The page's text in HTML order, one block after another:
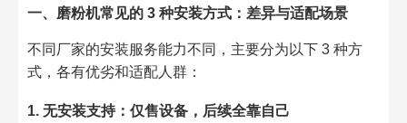
一、磨粉机常见的 3 种安装方式：差异与适配场景
不同厂家的安装服务能力不同，主要分为以下 3 种方
式，各有优劣和适配人群：
1. 无安装支持：仅售设备，后续全靠自己